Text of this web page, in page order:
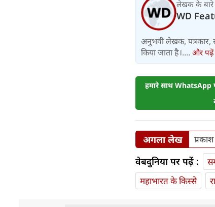
लेखक के बारे
WD
अनुभवी लेखक, पत्रकार,
किया जाता है।.... और पढ़ें
हमारे साथ
अगला लेख
वेबदुनिया पर पढ़ें :
महाभारत के किस्से